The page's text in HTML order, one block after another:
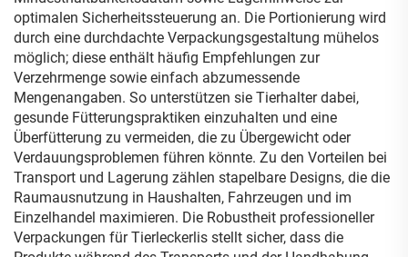
optimalen Sicherheitssteuerung an. Die Portionierung wird
durch eine durchdachte Verpackungsgestaltung mühelos
möglich; diese enthält häufig Empfehlungen zur
Verzehrmenge sowie einfach abzumessende
Mengenangaben. So unterstützen sie Tierhalter dabei,
gesunde Fütterungspraktiken einzuhalten und eine
Überfütterung zu vermeiden, die zu Übergewicht oder
Verdauungsproblemen führen könnte. Zu den Vorteilen bei
Transport und Lagerung zählen stapelbare Designs, die die
Raumausnutzung in Haushalten, Fahrzeugen und im
Einzelhandel maximieren. Die Robustheit professioneller
Verpackungen für Tierleckerlis stellt sicher, dass die